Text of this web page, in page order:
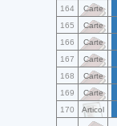
164 Carte
165 Carte
166 Carte
167 Carte
168 Carte
169 Carte
170 Articol